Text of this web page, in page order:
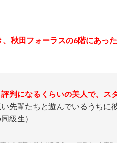
、秋田フォーラスの6階にあっ
判になるくらいの美人で、ス
先輩たちと遊んでいるうちに
級生）